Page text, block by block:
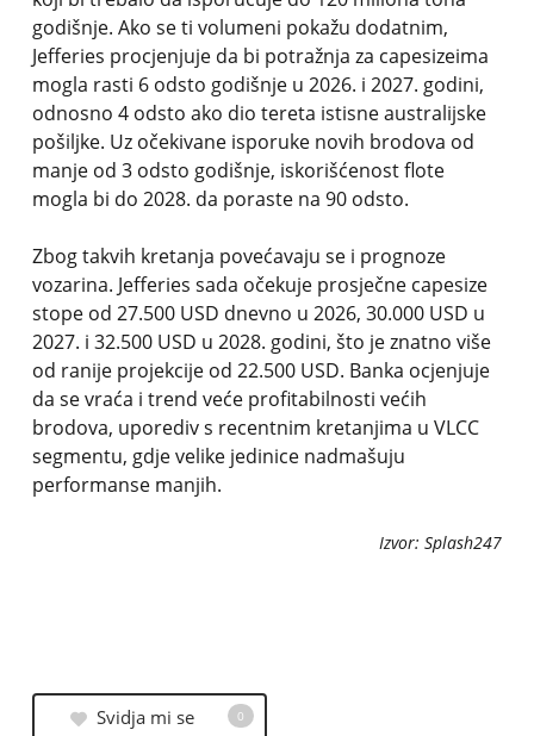
godišnje. Ako se ti volumeni pokažu dodatnim,
Jefferies procjenjuje da bi potražnja za capesizeima
mogla rasti 6 odsto godišnje u 2026. i 2027. godini,
odnosno 4 odsto ako dio tereta istisne australijske
pošiljke. Uz očekivane isporuke novih brodova od
manje od 3 odsto godišnje, iskorišćenost flote
mogla bi do 2028. da poraste na 90 odsto.
Zbog takvih kretanja povećavaju se i prognoze
vozarina. Jefferies sada očekuje prosječne capesize
stope od 27.500 USD dnevno u 2026, 30.000 USD u
2027. i 32.500 USD u 2028. godini, što je znatno više
od ranije projekcije od 22.500 USD. Banka ocjenjuje
da se vraća i trend veće profitabilnosti većih
brodova, uporediv s recentnim kretanjima u VLCC
segmentu, gdje velike jedinice nadmašuju
performanse manjih.
Izvor: Splash247
Svidja mi se 0